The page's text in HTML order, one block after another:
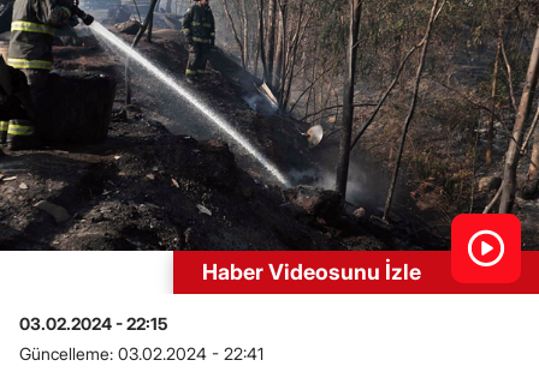
Haber Videosunu İzle
03.02.2024 - 22:15
Güncelleme: 03.02.2024 - 22:41